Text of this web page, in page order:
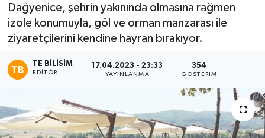
Dağyenice, şehrin yakınında olmasına rağmen
izole konumuyla, göl ve orman manzarası ile
ziyaretçilerini kendine hayran bırakıyor.
TE BILISIM
EDITÖR
17.04.2023 - 23:33
YAYINLANMA
354
GÖSTERIM
Haber Arşivi